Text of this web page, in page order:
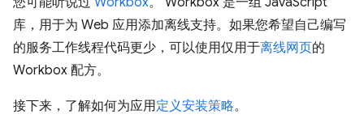
库，用于为 Web 应用添加离线支持。如果您希望自己编写
的服务工作线程代码更少，可以使用仅用于离线网页的
Workbox 配方。
接下来，了解如何为应用定义安装策略。